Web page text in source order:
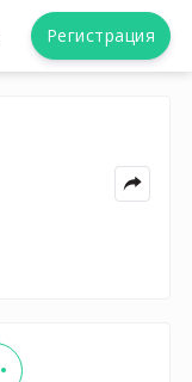
Регистрация